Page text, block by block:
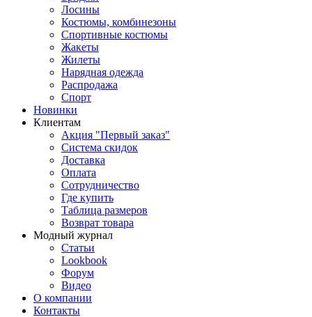
Лосины
Костюмы, комбинезоны
Спортивные костюмы
Жакеты
Жилеты
Нарядная одежда
Распродажа
Спорт
Новинки
Клиентам
Акция "Первый заказ"
Система скидок
Доставка
Оплата
Сотрудничество
Где купить
Таблица размеров
Возврат товара
Модный журнал
Статьи
Lookbook
Форум
Видео
О компании
Контакты